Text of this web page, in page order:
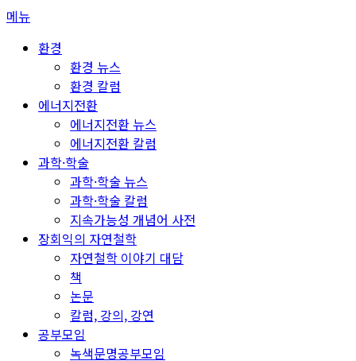
콘
메뉴
환경
환경 뉴스
환경 칼럼
에너지전환
에너지전환 뉴스
에너지전환 칼럼
과학·학술
과학·학술 뉴스
과학·학술 칼럼
지속가능성 개념어 사전
장회익의 자연철학
자연철학 이야기 대담
책
논문
칼럼, 강의, 강연
공부모임
녹색문명공부모임